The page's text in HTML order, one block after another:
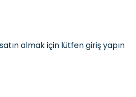
almak için lütfen giriş yapın